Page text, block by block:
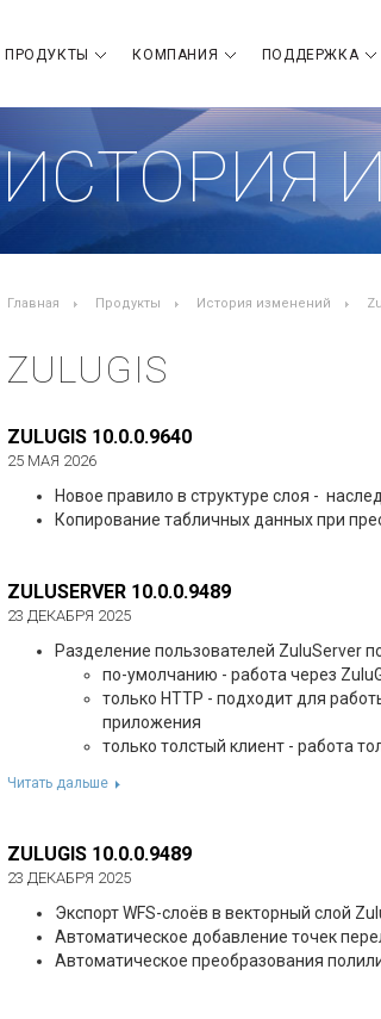
ПРОДУКТЫ КОМПАНИЯ ПОДДЕРЖКА
ИСТОРИЯ
Главная Продукты История изменений
ZULUGIS
ZULUGIS 10.0.0.9640
25 МАЯ 2026
Новое правило в структуре слоя -
Копирование табличных данных при
ZULUSERVER 10.0.0.9489
23 ДЕКАБРЯ 2025
Разделение пользователей ZuluServer
по-умолчанию - работа через
только HTTP - подходит для
приложения
только толстый клиент - работа
Читать дальше
ZULUGIS 10.0.0.9489
23 ДЕКАБРЯ 2025
Экспорт WFS-слоёв в векторный слой
Автоматическое добавление точек
Автоматическое преобразования